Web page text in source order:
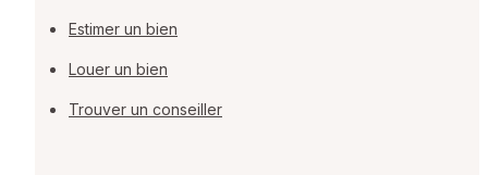
Estimer un bien
Louer un bien
Trouver un conseiller